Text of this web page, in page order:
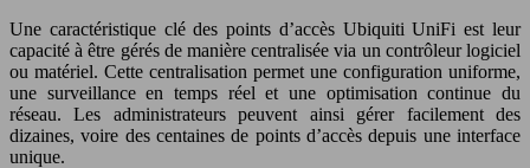
Une caractéristique clé des points d’accès Ubiquiti UniFi est leur
capacité à être gérés de manière centralisée via un contrôleur logiciel
ou matériel. Cette centralisation permet une configuration uniforme,
une surveillance en temps réel et une optimisation continue du
réseau. Les administrateurs peuvent ainsi gérer facilement des
dizaines, voire des centaines de points d’accès depuis une interface
unique.